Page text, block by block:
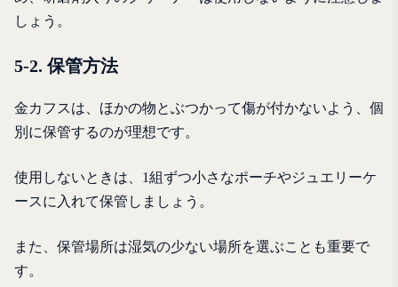
しょう。
5-2. 保管方法
金カフスは、ほかの物とぶつかって傷が付かないよう、個
別に保管するのが理想です。
使用しないときは、1組ずつ小さなポーチやジュエリーケ
ースに入れて保管しましょう。
また、保管場所は湿気の少ない場所を選ぶことも重要で
す。